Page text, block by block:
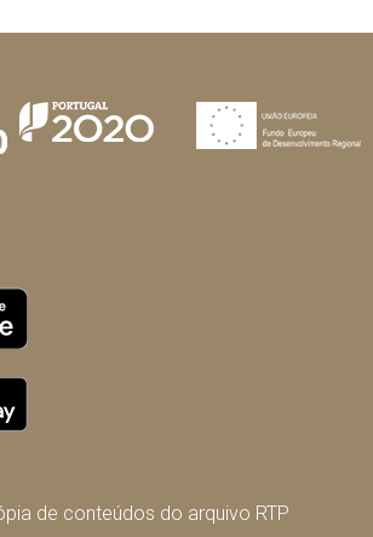
de conteúdos do arquivo RTP